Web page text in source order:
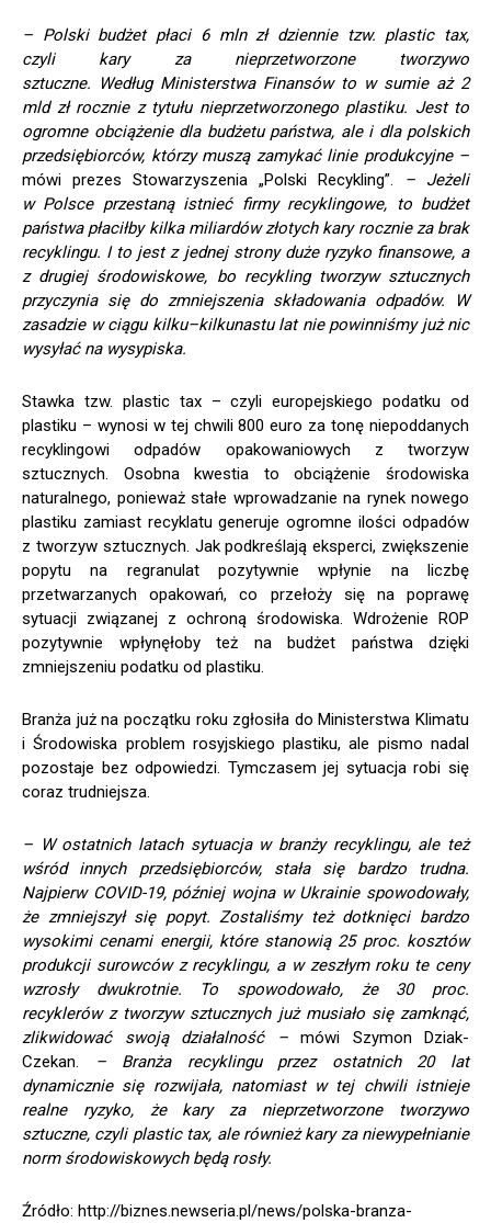
– Polski budżet płaci 6 mln zł dziennie tzw. plastic tax,
czyli kary za nieprzetworzone tworzywo
sztuczne. Według Ministerstwa Finansów to w sumie aż 2
mld zł rocznie z tytułu nieprzetworzonego plastiku. Jest to
ogromne obciążenie dla budżetu państwa, ale i dla polskich
przedsiębiorców, którzy muszą zamykać linie produkcyjne –
mówi prezes Stowarzyszenia „Polski Recykling”.
– Jeżeli
w Polsce przestaną istnieć firmy recyklingowe, to budżet
państwa płaciłby kilka miliardów złotych kary rocznie za brak
recyklingu. I to jest z jednej strony duże ryzyko finansowe, a
z drugiej środowiskowe, bo recykling tworzyw sztucznych
przyczynia się do zmniejszenia składowania odpadów. W
zasadzie w ciągu kilku–kilkunastu lat nie powinniśmy już nic
wysyłać na wysypiska.
Stawka tzw. plastic tax – czyli europejskiego podatku od
plastiku – wynosi w tej chwili 800 euro za tonę niepoddanych
recyklingowi odpadów opakowaniowych z tworzyw
sztucznych. Osobna kwestia to obciążenie środowiska
naturalnego, ponieważ stałe wprowadzanie na rynek nowego
plastiku zamiast recyklatu generuje ogromne ilości odpadów
z tworzyw sztucznych. Jak podkreślają eksperci, zwiększenie
popytu na regranulat pozytywnie wpłynie na liczbę
przetwarzanych opakowań, co przełoży się na poprawę
sytuacji związanej z ochroną środowiska. Wdrożenie ROP
pozytywnie wpłynęłoby też na budżet państwa dzięki
zmniejszeniu podatku od plastiku.
Branża już na początku roku zgłosiła do Ministerstwa Klimatu
i Środowiska problem rosyjskiego plastiku, ale pismo nadal
pozostaje bez odpowiedzi. Tymczasem jej sytuacja robi się
coraz trudniejsza.
– W ostatnich latach sytuacja w branży recyklingu, ale też
wśród innych przedsiębiorców, stała się bardzo trudna.
Najpierw COVID-19, później wojna w Ukrainie spowodowały,
że zmniejszył się popyt. Zostaliśmy też dotknięci bardzo
wysokimi cenami energii, które stanowią 25 proc. kosztów
produkcji surowców z recyklingu, a w zeszłym roku te ceny
wzrosły dwukrotnie. To spowodowało, że 30 proc.
recyklerów z tworzyw sztucznych już musiało się zamknąć,
zlikwidować swoją działalność –mówi Szymon Dziak-
Czekan.
– Branża recyklingu przez ostatnich 20 lat
dynamicznie się rozwijała, natomiast w tej chwili istnieje
realne ryzyko, że kary za nieprzetworzone tworzywo
sztuczne, czyli plastic tax, ale również kary za niewypełnianie
norm środowiskowych będą rosły.
Źródło: http://biznes.newseria.pl/news/polska-branza-